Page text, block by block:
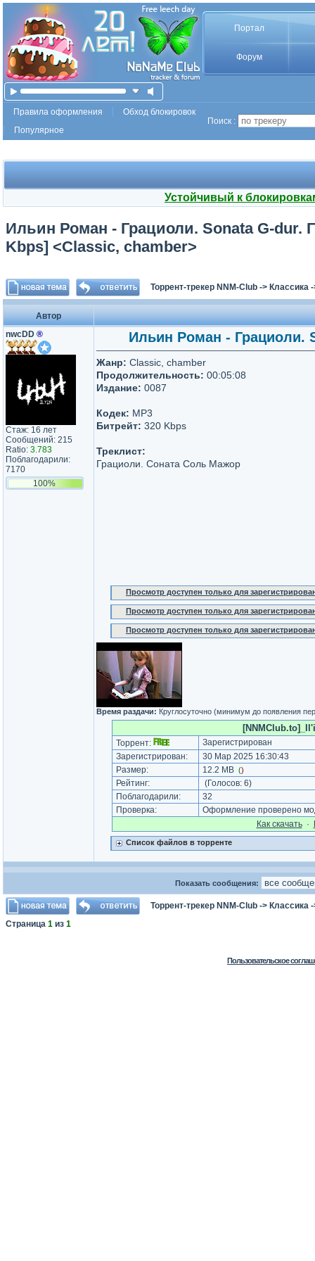
Портал
Форум
Правила оформления
Обход блокировок
Популярное
Поиск :
Устойчивый к
Ильин Роман - Грациоли. Sonata G-dur.
Kbps] <Classic, chamber>
Торрент-трекер NNM-Club -> Классика
Автор
nwcDD ®
Стаж: 16 лет
Сообщений: 215
Ratio: 3.783
Поблагодарили:
7170
100%
Ильин Роман - Грациоли.
Жанр: Classic, chamber
Продолжительность: 00:05:08
Издание: 0087
Кодек: MP3
Битрейт: 320 Kbps
Треклист:
Грациоли. Соната Соль Мажор
Просмотр доступен только для
Просмотр доступен только для
Просмотр доступен только для
Время раздачи: Круглосуточно (минимум до появления
Торрент:
Зарегистрирован
Зарегистрирован:
30 Мар 2025 16:30:43
Размер:
12.2 MB ()
Рейтинг: (Голосов: 6)
Поблагодарили:
32
Проверка:
Оформление проверено
Как cкачать·
Список файлов в торренте
Показать сообщения:
Торрент-трекер NNM-Club -> Классика
Страница 1 из 1
Пользовательское